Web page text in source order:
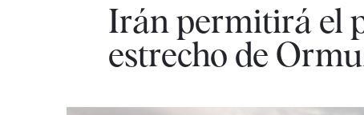
Irán permitirá el
estrecho de